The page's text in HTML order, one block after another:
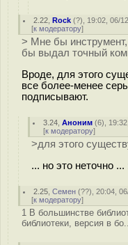
2.22 ,Rock (?), 19:02, 06/
[к модератору]
> Мне бы
бы выдал точный
Вроде, для этого
все более-менее
подписывают.
3.24 ,Аноним (6),
[к модератору]
>для этого
... но это неточно ...
2.25 ,Семен (??), 20:04,
[к модератору]
1 В большинстве
библиотеки, версия в